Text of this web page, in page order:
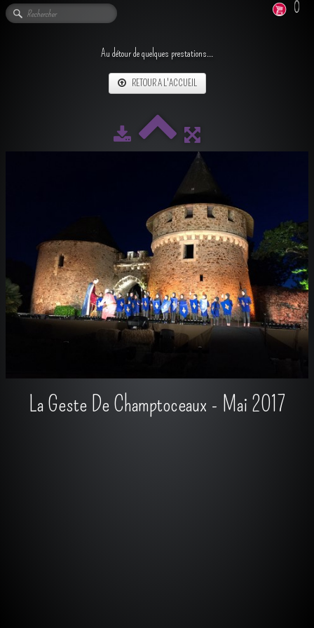
0
Au détour de quelques prestations...
RETOUR A L'ACCUEIL
La Geste De Champtoceaux - Mai 2017